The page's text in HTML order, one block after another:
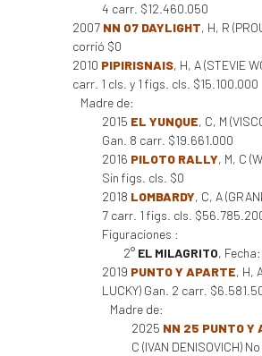
4 carr. $12.460.050
2007 NN 07 DAYLIGHT, H, R
corrió $0
2010 PIPIRISNAIS, H, A (STEVIE
carr. 1 cls. y 1 figs. cls. $15.100.000
Madre de:
2015 EL YUNQUE, C, M
Gan. 8 carr. $19.661.000
2016 PILOTO RALLY, M, C
Sin figs. cls. $0
2018 LOMBARDY, C, A
7 carr. 1 figs. cls.
Figuraciones :
2° EL MILAGRITO,
2019 PUNTO Y APARTE, H,
LUCKY) Gan. 2 carr.
Madre de:
2025 NN 25 PUNTO Y
C (IVAN DENISOVICH)